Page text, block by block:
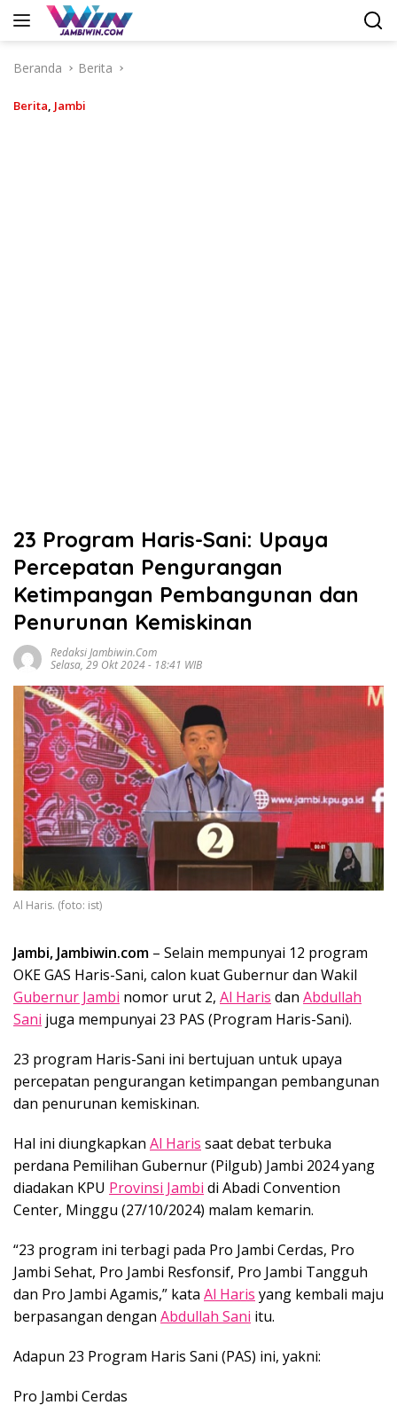
Langsung
Beranda
Berita
Berita, Jambi
23 Program Haris-Sani: Upaya
Percepatan Pengurangan
Ketimpangan Pembangunan dan
Penurunan Kemiskinan
Redaksi Jambiwin.com
Selasa, 29 Okt 2024 - 18:41 WIB
Al Haris. (foto: ist)
Jambi, Jambiwin.com – Selain mempunyai 12 program
OKE GAS Haris-Sani, calon kuat Gubernur dan Wakil
Gubernur Jambi nomor urut 2, Al Haris dan Abdullah
Sani juga mempunyai 23 PAS (Program Haris-Sani).
23 program Haris-Sani ini bertujuan untuk upaya
percepatan pengurangan ketimpangan pembangunan
dan penurunan kemiskinan.
Hal ini diungkapkan Al Haris saat debat terbuka
perdana Pemilihan Gubernur (Pilgub) Jambi 2024 yang
diadakan KPU Provinsi Jambi di Abadi Convention
Center, Minggu (27/10/2024) malam kemarin.
“23 program ini terbagi pada Pro Jambi Cerdas, Pro
Jambi Sehat, Pro Jambi Resfonsif, Pro Jambi Tangguh
dan Pro Jambi Agamis,” kata Al Haris yang kembali maju
berpasangan dengan Abdullah Sani itu.
Adapun 23 Program Haris Sani (PAS) ini, yakni:
Pro Jambi Cerdas